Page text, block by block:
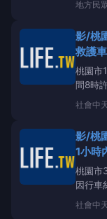
方獲
復興北
人
地方民
影/桃
救護
桃園市
間8時
一輛涉
料，涉
在路邊
兩名行
社會中
影/桃
1小時
桃園市
因行車
阻垃圾
逃逸的
社會中